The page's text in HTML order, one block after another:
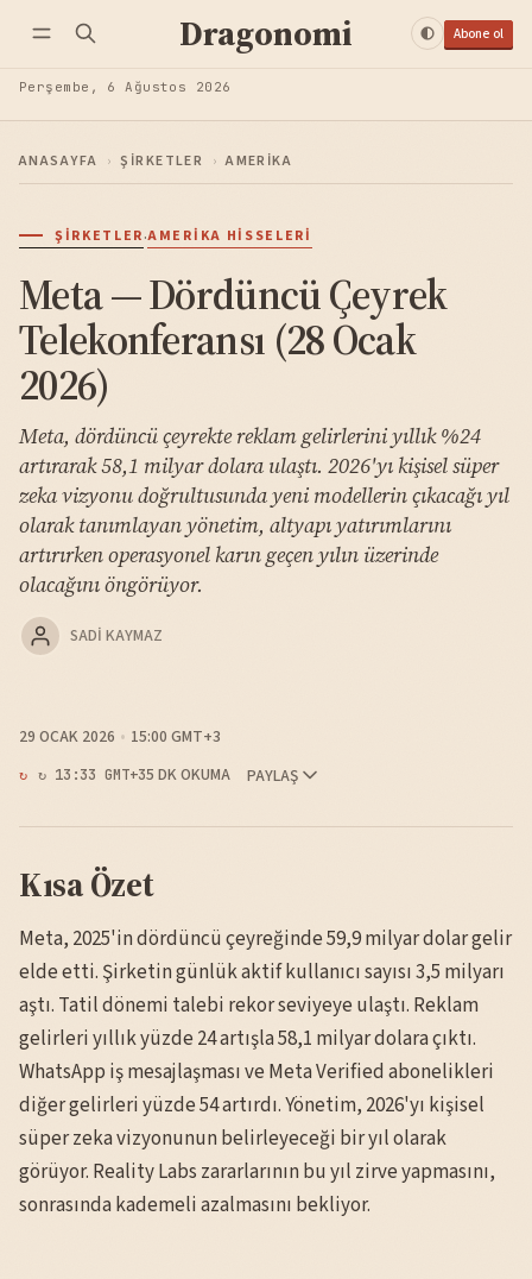
Dragonomi Abone ol
Perşembe, 6 Ağustos 2026
ANASAYFA › ŞIRKETLER › AMERIKA
ŞIRKETLER·AMERIKA HISSELERI
Meta — Dördüncü Çeyrek
Telekonferansı (28 Ocak
2026)
Meta, dördüncü çeyrekte reklam gelirlerini yıllık %24
artırarak 58,1 milyar dolara ulaştı. 2026'yı kişisel süper
zeka vizyonu doğrultusunda yeni modellerin çıkacağı yıl
olarak tanımlayan yönetim, altyapı yatırımlarını
artırırken operasyonel karın geçen yılın üzerinde
olacağını öngörüyor.
SADI KAYMAZ
29 OCAK 2026 15:00 GMT+3
↻ 13:33 GMT+35 DK OKUMA PAYLAŞ
Kısa Özet
Meta, 2025'in dördüncü çeyreğinde 59,9 milyar dolar gelir
elde etti. Şirketin günlük aktif kullanıcı sayısı 3,5 milyarı
aştı. Tatil dönemi talebi rekor seviyeye ulaştı. Reklam
gelirleri yıllık yüzde 24 artışla 58,1 milyar dolara çıktı.
WhatsApp iş mesajlaşması ve Meta Verified abonelikleri
diğer gelirleri yüzde 54 artırdı. Yönetim, 2026'yı kişisel
süper zeka vizyonunun belirleyeceği bir yıl olarak
görüyor. Reality Labs zararlarının bu yıl zirve yapmasını,
sonrasında kademeli azalmasını bekliyor.